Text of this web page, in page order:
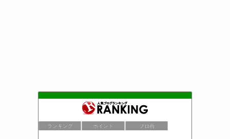
ランキング ポイント ブロ画